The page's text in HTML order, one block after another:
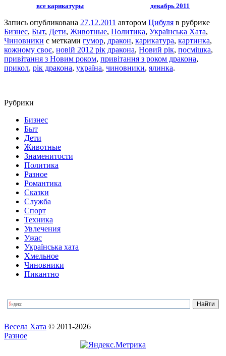
все карикатуры декабрь 2011
Запись опубликована 27.12.2011 автором Цибуля в рубрике
Бизнес, Быт, Дети, Животные, Политика, Українська Хата,
Чиновники с метками гумор, дракон, карикатура, картинка,
кожному своє, новій 2012 рік дракона, Новий рік, посмішка,
привітання з Новим роком, привітання з роком дракона,
прикол, рік дракона, україна, чиновники, ялинка.
Рубрики
Бизнес
Быт
Дети
Животные
Знаменитости
Политика
Разное
Романтика
Сказки
Служба
Спорт
Техника
Увлечения
Ужас
Українська хата
Хмельное
Чиновники
Пикантно
Весела Хата © 2011-2026
Разное